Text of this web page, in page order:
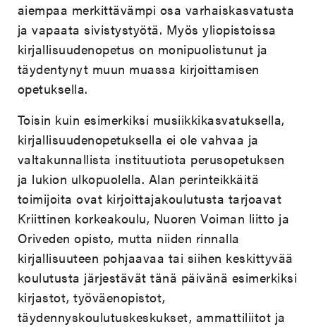
aiempaa merkittävämpi osa varhaiskasvatusta
ja vapaata sivistystyötä. Myös yliopistoissa
kirjallisuudenopetus on monipuolistunut ja
täydentynyt muun muassa kirjoittamisen
opetuksella.
Toisin kuin esimerkiksi musiikkikasvatuksella,
kirjallisuudenopetuksella ei ole vahvaa ja
valtakunnallista instituutiota perusopetuksen
ja lukion ulkopuolella. Alan perinteikkäitä
toimijoita ovat kirjoittajakoulutusta tarjoavat
Kriittinen korkeakoulu, Nuoren Voiman liitto ja
Oriveden opisto, mutta niiden rinnalla
kirjallisuuteen pohjaavaa tai siihen keskittyvää
koulutusta järjestävät tänä päivänä esimerkiksi
kirjastot, työväenopistot,
täydennyskoulutuskeskukset, ammattiliitot ja